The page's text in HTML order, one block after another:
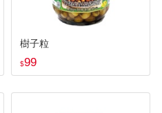
樹子粒
$99